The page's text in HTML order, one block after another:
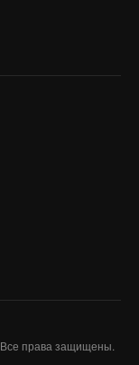
Все права защищены.